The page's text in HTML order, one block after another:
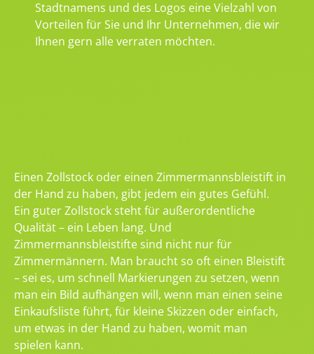
Stadtnamens und des Logos eine Vielzahl von
Vorteilen für Sie und Ihr Unternehmen, die wir
Ihnen gern alle verraten möchten.
Einen Zollstock oder einen Zimmermannsbleistift in
der Hand zu haben, gibt jedem ein gutes Gefühl.
Ein guter Zollstock steht für außerordentliche
Qualität – ein Leben lang. Und
Zimmermannsbleistifte sind nicht nur für
Zimmermännern. Man braucht so oft einen Bleistift
– sei es, um schnell Markierungen zu setzen, wenn
man ein Bild aufhängen will, wenn man einen seine
Einkaufsliste führt, für kleine Skizzen oder einfach,
um etwas in der Hand zu haben, womit man
spielen kann.